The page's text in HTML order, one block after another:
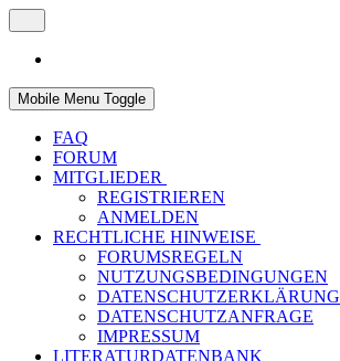
Mobile Menu Toggle
FAQ
FORUM
MITGLIEDER
REGISTRIEREN
ANMELDEN
RECHTLICHE HINWEISE
FORUMSREGELN
NUTZUNGSBEDINGUNGEN
DATENSCHUTZERKLÄRUNG
DATENSCHUTZANFRAGE
IMPRESSUM
LITERATURDATENBANK